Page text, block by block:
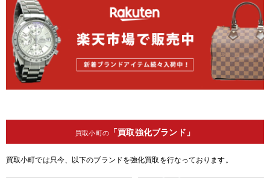
買取小町の「買取強化ブランド」
買取小町では只今、以下のブランドを強化買取を行なっております。